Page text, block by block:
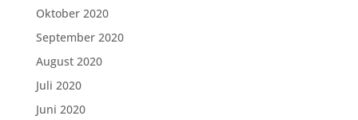
Oktober 2020
September 2020
August 2020
Juli 2020
Juni 2020